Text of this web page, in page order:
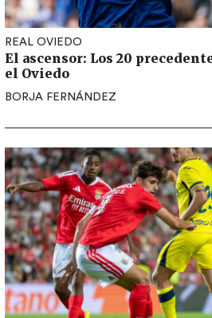
REAL OVIEDO
El ascensor: Los 20
el Oviedo
BORJA FERNÁNDEZ